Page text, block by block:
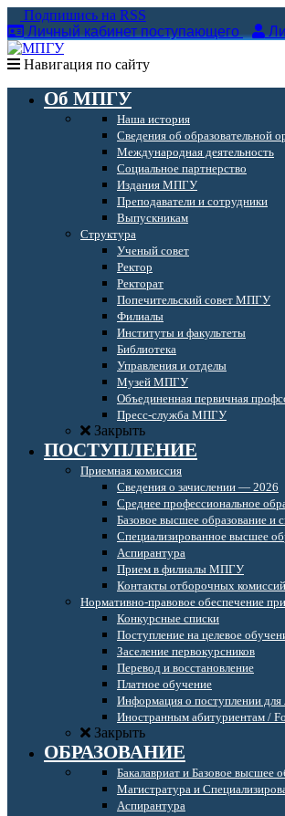
Подпишись на RSS
Личный кабинет поступающего
Навигация по сайту
Об МПГУ
Наша история
Сведения об образовательной
Международная деятельность
Социальное партнерство
Издания МПГУ
Преподаватели и сотрудники
Выпускникам
Структура
Ученый совет
Ректор
Ректорат
Попечительский совет МПГУ
Филиалы
Институты и факультеты
Библиотека
Управления и отделы
Музей МПГУ
Объединенная первичная
Пресс-служба МПГУ
Закрыть
ПОСТУПЛЕНИЕ
Приемная комиссия
Сведения о зачислении — 2026
Среднее профессиональное
Базовое высшее образование и
Специализированное высшее
Аспирантура
Прием в филиалы МПГУ
Контакты отборочных
Нормативно-правовое обеспечение
Конкурсные списки
Поступление на целевое
Заселение первокурсников
Перевод и восстановление
Платное обучение
Информация о поступлении
Иностранным абитуриентам /
Закрыть
ОБРАЗОВАНИЕ
Бакалавриат и Базовое высшее
Магистратура и
Аспирантура